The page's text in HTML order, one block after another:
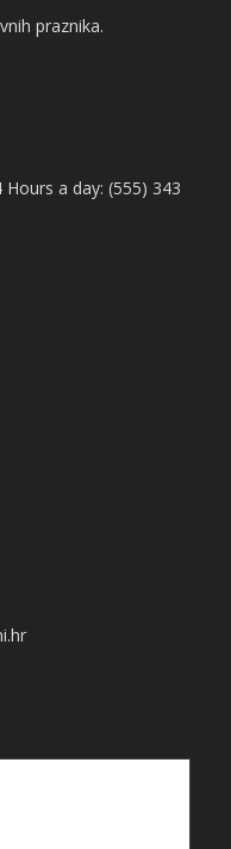
praznika.
a day: (555) 343